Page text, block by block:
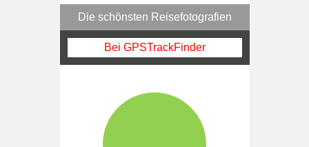
Die schönsten Reisefotografien
Bei GPSTrackFinder